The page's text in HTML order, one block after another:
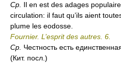
Ср. Il en est des adages
circulation: il faut qu’ils aient
plume les eodosse.
Fournier. L’esprit des autres. 6.
Ср. Честность есть
(Кит. посл.)